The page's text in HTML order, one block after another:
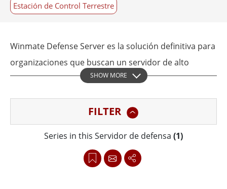
Estación de Control Terrestre
Winmate Defense Server es la solución definitiva para
organizaciones que buscan un servidor de alto
rendimiento para sus operaciones de misión crítica.
excepcionales lo convierten en una opción ideal para
aplicaciones relacionadas con la defensa que
requieren los niveles más altos de potencia
informática y confiabilidad.
SHOW MORE
FILTER
Series in this Servidor de defensa (1)